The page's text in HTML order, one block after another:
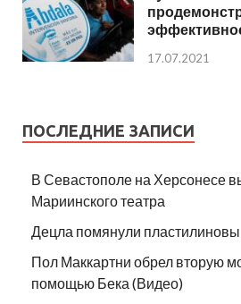
17.07.2021
ПОСЛЕДНИЕ ЗАПИСИ
В Севастополе на Херсонесе
Мариинского театра
Децла помянули
Пол Маккартни обрел вторую
помощью Бека (Видео)